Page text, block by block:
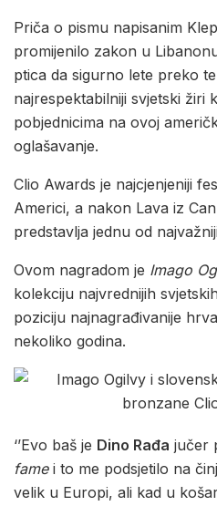
Priča o pismu napisanim
promijenilo zakon u
ptica da sigurno lete preko
najrespektabilniji svjetski žiri
pobjednicima na ovoj
oglašavanje.
Clio Awards je najcjenjeniji
Americi, a nakon Lava iz
predstavlja jednu od
Ovom nagradom je Imago
kolekciju najvrednijih
poziciju najnagrađivanije
nekoliko godina.
‘’Evo baš je Dino Rađa jučer
famei to me podsjetilo na
velik u Europi, ali kad u